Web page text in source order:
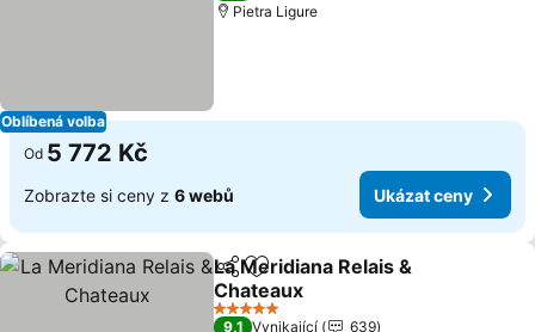
Oblíbená volba
Pietra Ligure
Od 5 772 Kč
Zobrazte si ceny z 6 webů Ukázat ceny
SdíletPřidat na seznam oblíbených
La Meridiana Relais &
Chateaux
5 Počet hvězdiček
9,1 Vynikající
639